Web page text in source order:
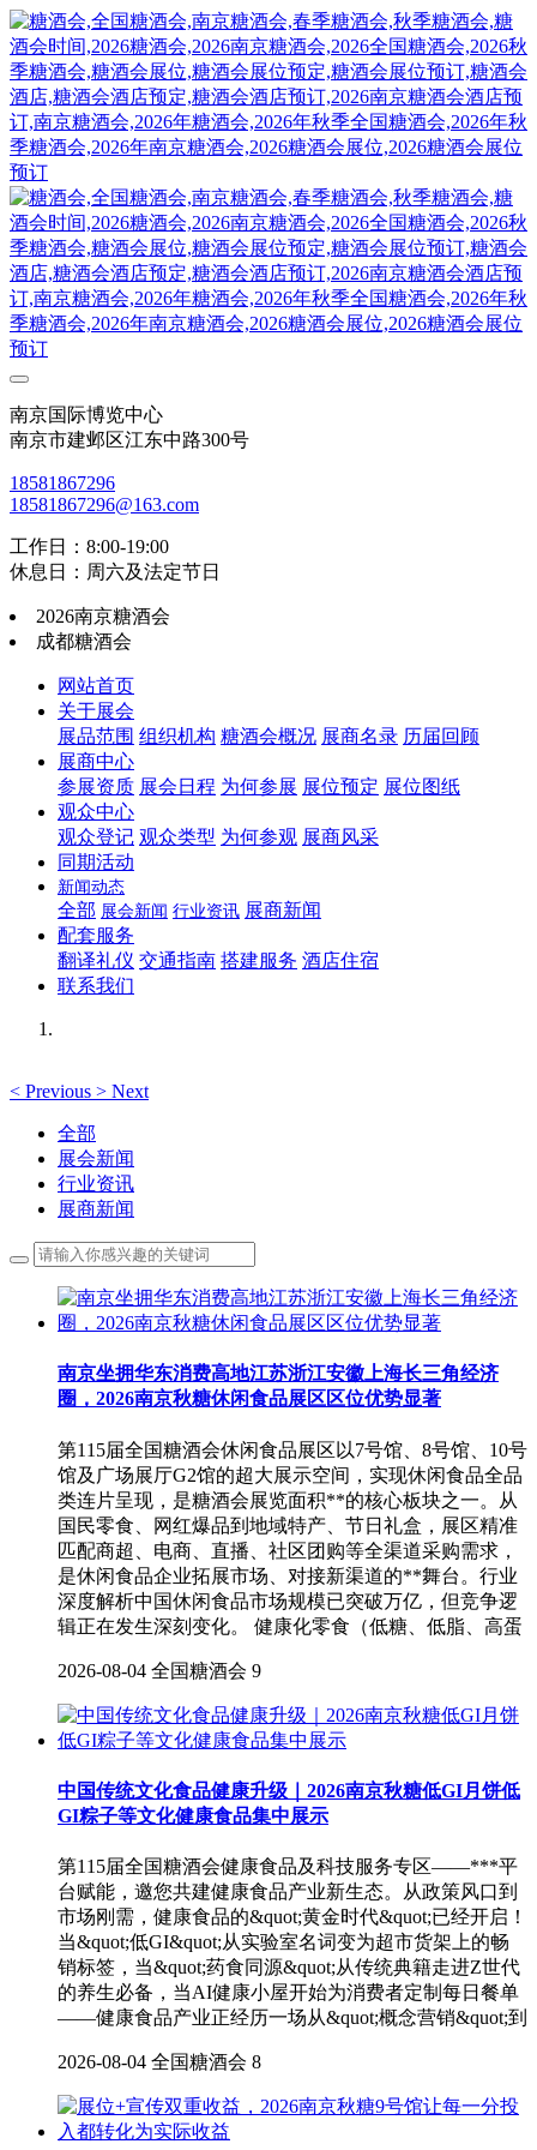
南京国际博览中心
南京市建邺区江东中路300号
18581867296
18581867296@163.com
工作日：8:00-19:00
休息日：周六及法定节日
2026南京糖酒会
成都糖酒会
网站首页
关于展会
展品范围 组织机构 糖酒会概况 展商名录 历届回顾
展商中心
参展资质 展会日程 为何参展 展位预定 展位图纸
观众中心
观众登记 观众类型 为何参观 展商风采
同期活动
新闻动态
全部 展会新闻 行业资讯 展商新闻
配套服务
翻译礼仪 交通指南 搭建服务 酒店住宿
联系我们
< Previous > Next
全部
展会新闻
行业资讯
展商新闻
南京坐拥华东消费高地江苏浙江安徽上海长三角经济
圈，2026南京秋糖休闲食品展区区位优势显著
第115届全国糖酒会休闲食品展区以7号馆、8号馆、10号
馆及广场展厅G2馆的超大展示空间，实现休闲食品全品
类连片呈现，是糖酒会展览面积**的核心板块之一。从
国民零食、网红爆品到地域特产、节日礼盒，展区精准
匹配商超、电商、直播、社区团购等全渠道采购需求，
是休闲食品企业拓展市场、对接新渠道的**舞台。行业
深度解析中国休闲食品市场规模已突破万亿，但竞争逻
辑正在发生深刻变化。 健康化零食（低糖、低脂、高蛋
2026-08-04 全国糖酒会 9
中国传统文化食品健康升级｜2026南京秋糖低GI月饼低
GI粽子等文化健康食品集中展示
第115届全国糖酒会健康食品及科技服务专区——***平
台赋能，邀您共建健康食品产业新生态。从政策风口到
市场刚需，健康食品的&quot;黄金时代&quot;已经开启！
当&quot;低GI&quot;从实验室名词变为超市货架上的畅
销标签，当&quot;药食同源&quot;从传统典籍走进Z世代
的养生必备，当AI健康小屋开始为消费者定制每日餐单
——健康食品产业正经历一场从&quot;概念营销&quot;到
2026-08-04 全国糖酒会 8